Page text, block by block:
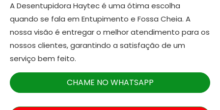
A Desentupidora Haytec é uma ótima escolha
quando se fala em Entupimento e Fossa Cheia. A
nossa visão é entregar o melhor atendimento para os
nossos clientes, garantindo a satisfação de um
serviço bem feito.
CHAME NO WHATSAPP